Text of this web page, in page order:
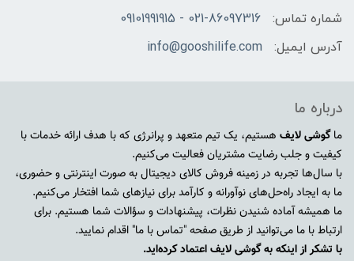
شماره تماس:
021-86097316 - 09101991915
آدرس ایمیل:
info@gooshilife.com
درباره ما
ماگوشی لایف هستیم، یک تیم متعهد و پرانرژی که با هدف ارائه خدمات با
کیفیت و جلب رضایت مشتریان فعالیت می‌کنیم.
با سال‌ها تجربه در زمینه فروش کالای دیجیتال به صورت اینترنتی و حضوری،
ما به ایجاد راه‌حل‌های نوآورانه و کارآمد برای نیازهای شما افتخار می‌کنیم.
ما همیشه آماده شنیدن نظرات، پیشنهادات و سؤالات شما هستیم. برای
ارتباط با ما می‌توانید از طریق صفحه "تماس با ما" اقدام نمایید.
با تشکر از اینکه به گوشی لایف اعتماد کرده‌اید.